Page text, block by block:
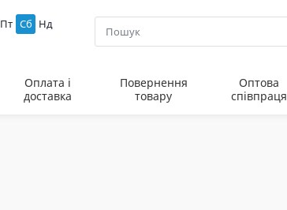
Пт Сб Нд
Оплата і
доставка
Повернення
товару
Оптова
співпраця